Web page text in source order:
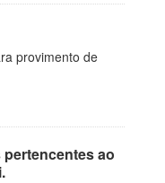
provimento de
ao